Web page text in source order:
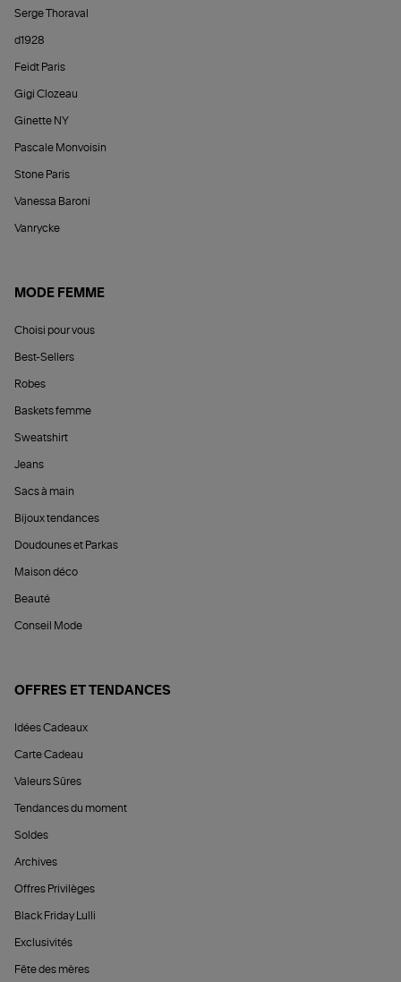
Serge Thoraval
d1928
Feidt Paris
Gigi Clozeau
Ginette NY
Pascale Monvoisin
Stone Paris
Vanessa Baroni
Vanrycke
MODE FEMME
Choisi pour vous
Best-Sellers
Robes
Baskets femme
Sweatshirt
Jeans
Sacs à main
Bijoux tendances
Doudounes et Parkas
Maison déco
Beauté
Conseil Mode
OFFRES ET TENDANCES
Idées Cadeaux
Carte Cadeau
Valeurs Sûres
Tendances du moment
Soldes
Archives
Offres Privilèges
Black Friday Lulli
Exclusivités
Fête des mères